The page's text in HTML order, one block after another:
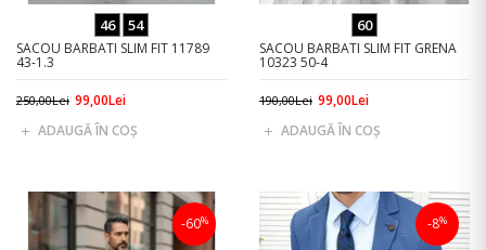
46 54
SACOU BARBATI SLIM FIT 11789
43-1.3
250,00Lei 99,00Lei
ADAUGĂ ÎN COŞ
60
SACOU BARBATI SLIM FIT GRENA
10323 50-4
190,00Lei 99,00Lei
ADAUGĂ ÎN COŞ
-60% -8%